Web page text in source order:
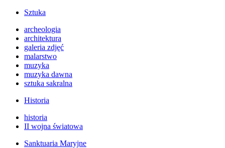
Sztuka
archeologia
architektura
galeria zdjęć
malarstwo
muzyka
muzyka dawna
sztuka sakralna
Historia
historia
II wojna światowa
Sanktuaria Maryjne